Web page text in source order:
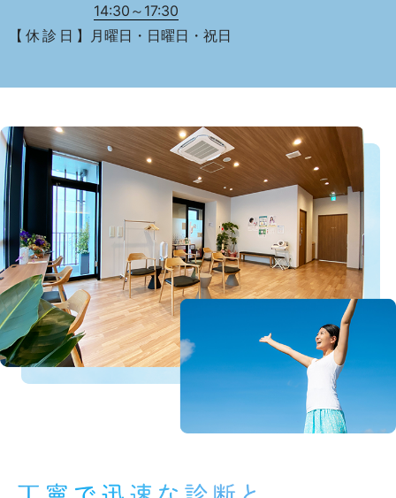
14:30～17:30
【 休 診 日 】月曜日・日曜日・祝日